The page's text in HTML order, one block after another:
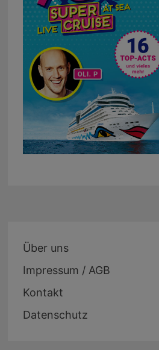
Über uns
Impressum / AGB
Kontakt
Datenschutz